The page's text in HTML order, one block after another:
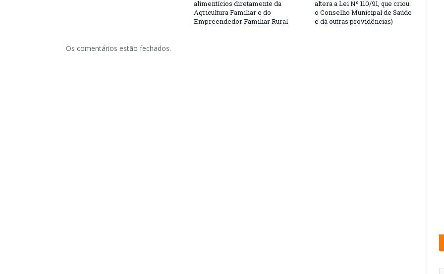
alimentícios diretamente da
Agricultura Familiar e do
Empreendedor Familiar Rural
altera a Lei Nº 110/91, que criou
o Conselho Municipal de Saúde
e dá outras providências)
Os comentários estão fechados.